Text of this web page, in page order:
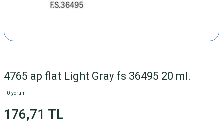
4765 ap flat Light Gray fs 36495 20 ml.
0 yorum
176,71 TL